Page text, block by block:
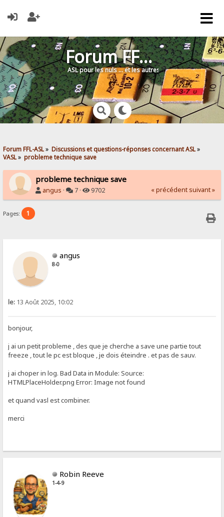
Forum FFL-ASL
ASL pour les nuls … et les autres !
Forum FFL-ASL» Discussions et questions-réponses concernant ASL»
VASL» probleme technique save
probleme technique save
angus · 7 · 9702 « précédent suivant »
Pages: 1
angus
8-0
le: 13 Août 2025, 10:02
bonjour,
j ai un petit probleme , des que je cherche a save une partie tout
freeze , tout le pc est bloque , je dois éteindre . et pas de sauv.
j ai choper in log. Bad Data in Module: Source:
HTMLPlaceHolder.png Error: Image not found
et quand vasl est combiner.
merci
Robin Reeve
1-4-9